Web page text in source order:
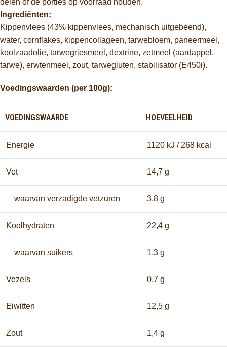
Ingrediënten:
Kippenvlees (43% kippenvlees, mechanisch uitgebeend),
water, cornflakes, kippencollageen, tarwebloem, paneermeel,
koolzaadolie, tarwegriesmeel, dextrine, zetmeel (aardappel,
tarwe), erwtenmeel, zout, tarwegluten, stabilisator (E450i).
Voedingswaarden (per 100g):
VOEDINGSWAARDE HOEVEELHEID
Energie 1120 kJ / 268 kcal
Vet 14,7 g
waarvan verzadigde vetzuren 3,8 g
Koolhydraten 22,4 g
waarvan suikers 1,3 g
Vezels 0,7 g
Eiwitten 12,5 g
Zout 1,4 g